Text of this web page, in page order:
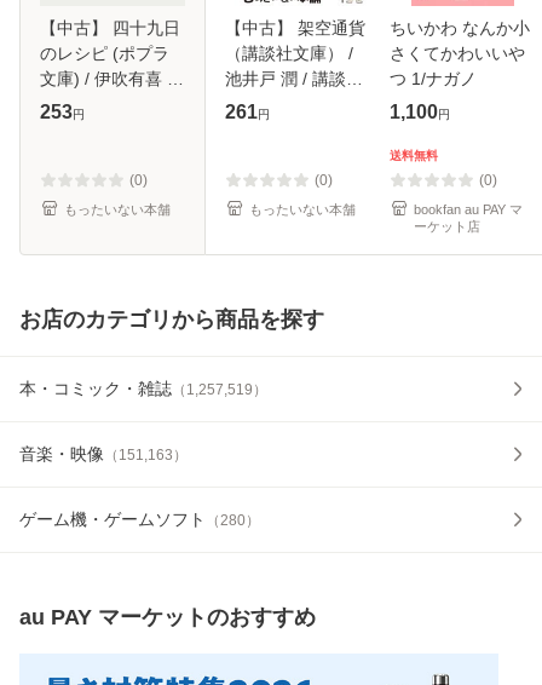
【中古】 四十九日
のレシピ (ポプラ
文庫) / 伊吹有喜 /
ポプラ社 [文庫]
253円
(0)
もったいない本舗
【中古】 架空通貨
（講談社文庫） /
池井戸 潤 / 講談社
[文庫]【メール便送
261円
(0)
もったいない本舗
ちいかわ なんか小
さくてかわいいや
つ 1/ナガノ
1,100円
送料無料
(0)
bookfan au PAY マ
ーケット店
お店のカテゴリから商品を探す
本・コミック・雑誌 （ 1,257,519 ）
音楽・映像 （ 151,163 ）
ゲーム機・ゲームソフト （280）
au PAY マーケットのおすすめ